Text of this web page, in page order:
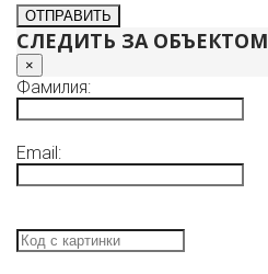
СЛЕДИТЬ ЗА ОБЪЕКТОМ
×
Фамилия:
Email: